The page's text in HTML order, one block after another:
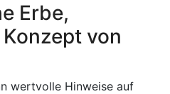
Erbe,
von
wertvolle Hinweise auf